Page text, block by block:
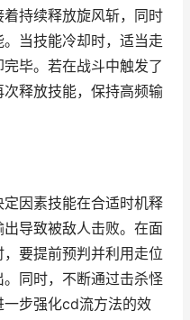
持续释放旋风斩，同时
当技能冷却时，适当走
毕。若在战斗中触发了
释放技能，保持高频输
因素技能在合适时机释
导致被敌人击败。在面
要提前预判并利用走位
同时，不断通过击杀怪
步强化cd流方法的效